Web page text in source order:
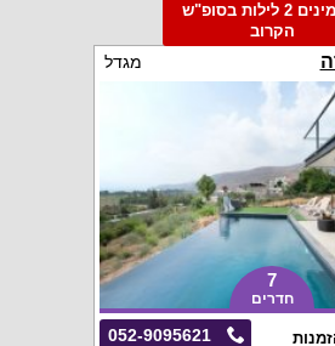
למזמינים 2 לילות בסופ"ש
הקרוב
מגדל
7
חדרים
052-9095621